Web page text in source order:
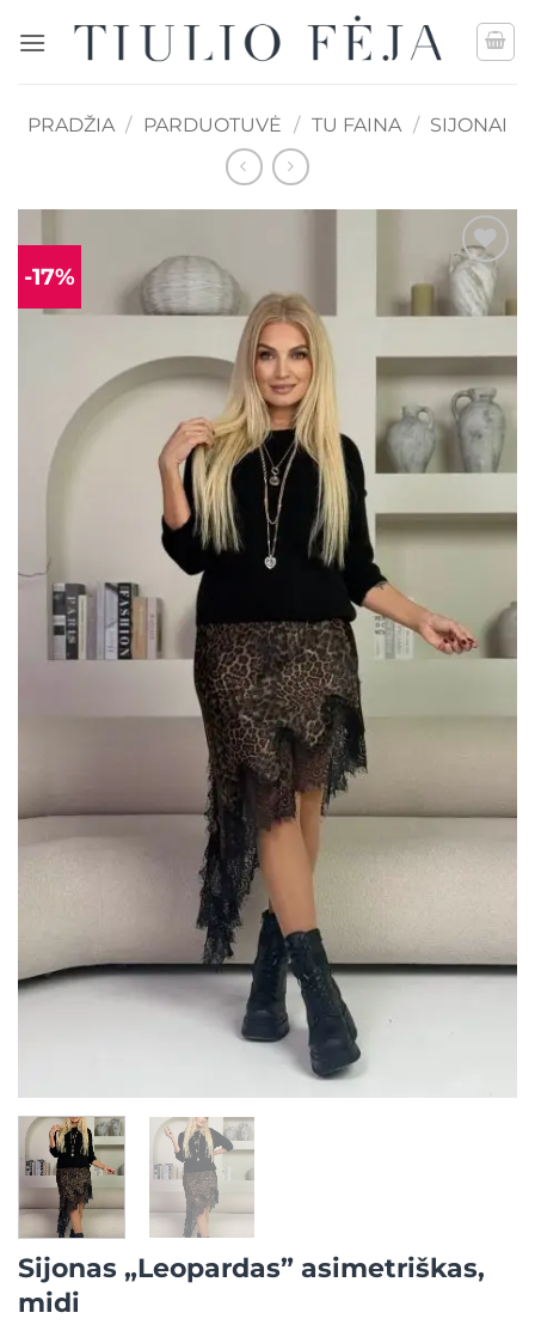
PRADŽIA / PARDUOTUVĖ / TU FAINA / SIJONAI
-17% Mėgstamiausias
Sijonas „Leopardas” asimetriškas,
midi